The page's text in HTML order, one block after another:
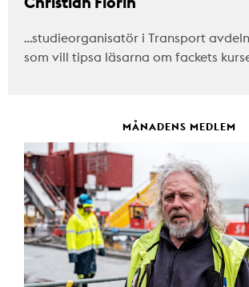
…studieorganisatör i Transport
som vill tipsa läsarna om fackets
MÅNADENS MEDLEM